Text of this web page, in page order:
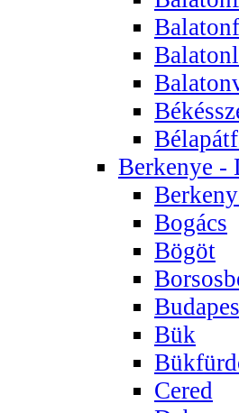
Berkenye -
Bogács
Bögöt
Bük
Cered